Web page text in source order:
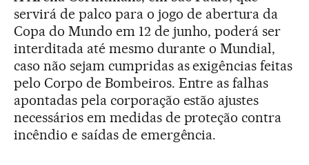
servirá de palco para o jogo de abertura da
Copa do Mundo em 12 de junho, poderá ser
interditada até mesmo durante o Mundial,
caso não sejam cumpridas as exigências feitas
pelo Corpo de Bombeiros. Entre as falhas
apontadas pela corporação estão ajustes
necessários em medidas de proteção contra
incêndio e saídas de emergência.